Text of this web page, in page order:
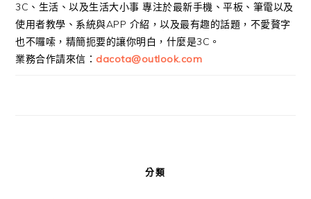
3C、生活、以及生活大小事 專注於最新手機、平板、筆電以及
使用者教學、系統與APP 介紹，以及最有趣的話題，不愛贅字
也不囉嗦，精簡扼要的讓你明白，什麼是3C。
業務合作請來信： dacota@outlook.com
分類